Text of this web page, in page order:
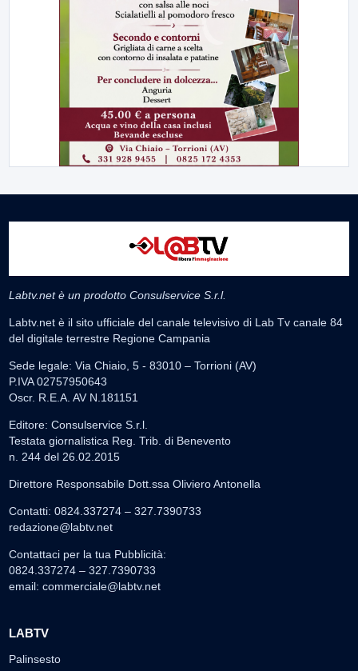
Labtv.net è un prodotto Consulservice S.r.l.
Labtv.net è il sito ufficiale del canale televisivo di Lab Tv canale 84
del digitale terrestre Regione Campania
Sede legale: Via Chiaio, 5 - 83010 – Torrioni (AV)
P.IVA 02757950643
Oscr. R.E.A. AV N.181151
Editore: Consulservice S.r.l.
Testata giornalistica Reg. Trib. di Benevento
n. 244 del 26.02.2015
Direttore Responsabile Dott.ssa Oliviero Antonella
Contatti: 0824.337274 – 327.7390733
redazione@labtv.net
Contattaci per la tua Pubblicità:
0824.337274 – 327.7390733
email: commerciale@labtv.net
LABTV
Palinsesto